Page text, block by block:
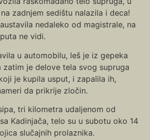
zadnjem sedištu nalazila i deca!
nedaleko od magistrale, na
ne vidi.
u automobilu, leš je iz gepeka
zatim je delove tela svog supruga
je kupila usput, i zapalila ih,
da prikrije zločin.
tri kilometra udaljenom od
Kadinjača, telo su u subotu oko 14
slučajnih prolaznika.